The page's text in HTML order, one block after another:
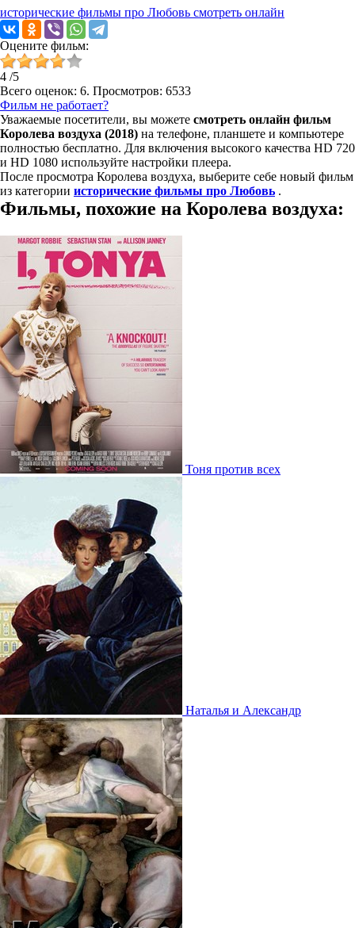
исторические фильмы про Любовь смотреть онлайн
Оцените фильм:
4 /5
Всего оценок: 6. Просмотров: 6533
Фильм не работает?
Уважаемые посетители, вы можете смотреть онлайн фильм
Королева воздуха (2018) на телефоне, планшете и компьютере
полностью бесплатно. Для включения высокого качества HD 720
и HD 1080 используйте настройки плеера.
После просмотра Королева воздуха, выберите себе новый фильм
из категории исторические фильмы про Любовь .
Фильмы, похожие на Королева воздуха:
Тоня против всех
Наталья и Александр